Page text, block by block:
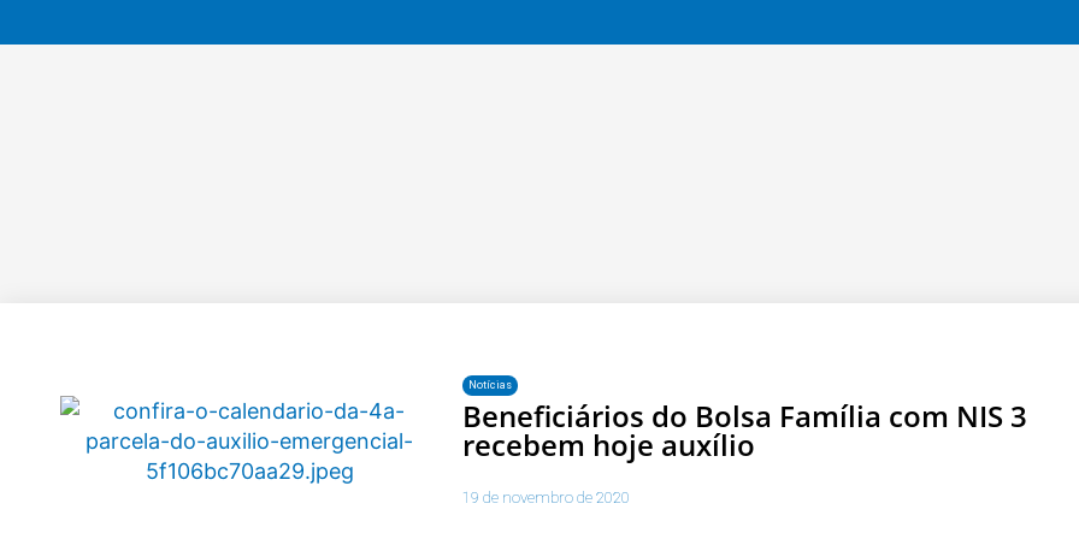
Notícias
Beneficiários do Bolsa Família com NIS 3
recebem hoje auxílio
19 de novembro de 2020